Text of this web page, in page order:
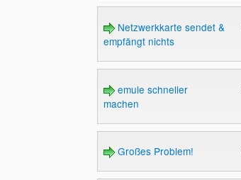
Netzwerkkarte sendet &
empfängt nichts
emule schneller
machen
Großes Problem!